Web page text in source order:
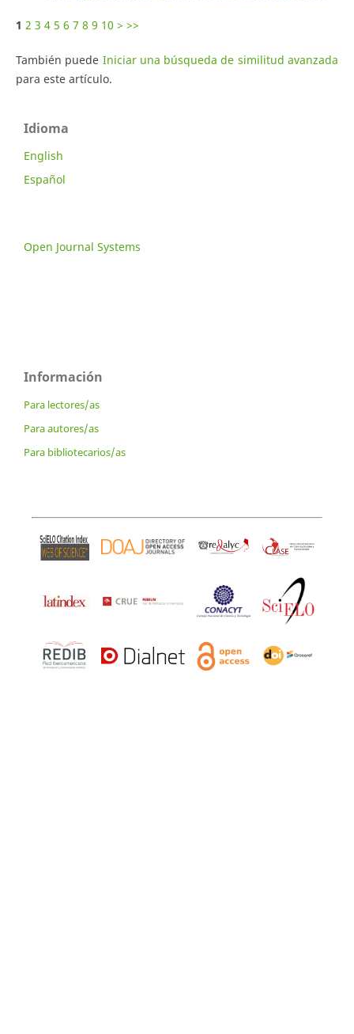
1 2 3 4 5 6 7 8 9 10 > >>
También puede Iniciar una búsqueda de similitud avanzada
para este artículo.
Idioma
English
Español
Open Journal Systems
Información
Para lectores/as
Para autores/as
Para bibliotecarios/as